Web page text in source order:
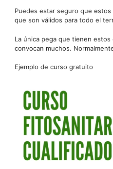
Puedes estar seguro que
que son válidos para todo el
La única pega que tienen
convocan muchos.
Ejemplo de curso gratuito